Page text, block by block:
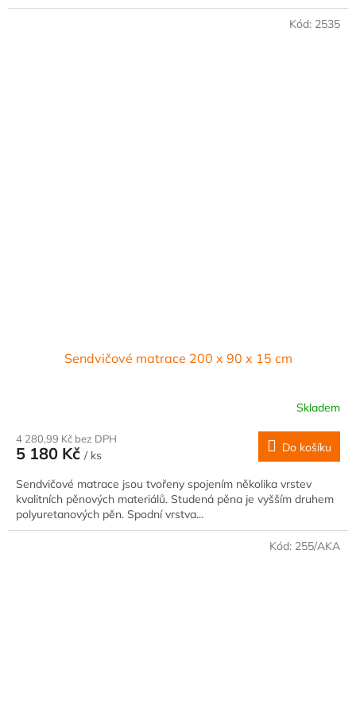
Sendvičové matrace 200 x 90 x 15 cm
Skladem
4 280,99 Kč bez DPH
5 180 Kč / ks
Do košíku
Sendvičové matrace jsou tvořeny spojením několika vrstev
kvalitních pěnových materiálů. Studená pěna je vyšším druhem
polyuretanových pěn. Spodní vrstva...
Kód: 2535
Kód: 255/AKA